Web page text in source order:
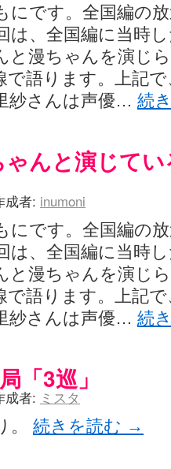
んのやり方で就活をやってみよう
い封筒が届いた(・∀・) (12:30)
- 咲-Saki- / 吉野の千本桜を見に行きま
第3巻 感想 (07:42)
阿知賀編Blu-rayBOX 購入 (01:00)
Saki- 立先生のコメントを取り上げる
第四夜 (11:00)
リーグは園城寺怜ちゃんに一票を入れ
オケ編っぽい小ネタ (10:29)
VS side-B 野球対決
校についてのいくらかの考察
ギタリストだったら...【風越編】
(16:03)
局 「涼風」 感想 (11:54)
咲キャラ (05:45)
ィ (12:49)
」感想 (16:01)
活をする - 咲-saki- / はるたんイェイ
Anthology～を買いました
/ 咲アンテナ杯お疲れ様でした(半
高校！（キャラについてひたすら語
にです。全国編の
は、全国編に当時
と漫ちゃんを演じ
で語ります。上記
紗さんは声優… 続
んと演じて
成者: inumoni
にです。全国編の
は、全国編に当時
と漫ちゃんを演じ
で語ります。上記
紗さんは声優… 続
「3巡」
成者: ミスタ
。 続きを読む →